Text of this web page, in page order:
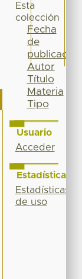
Esta
colección
Fecha
de
publicación
Autor
Título
Materia
Tipo
Usuario
Acceder
Estadísticas
Estadísticas
de uso